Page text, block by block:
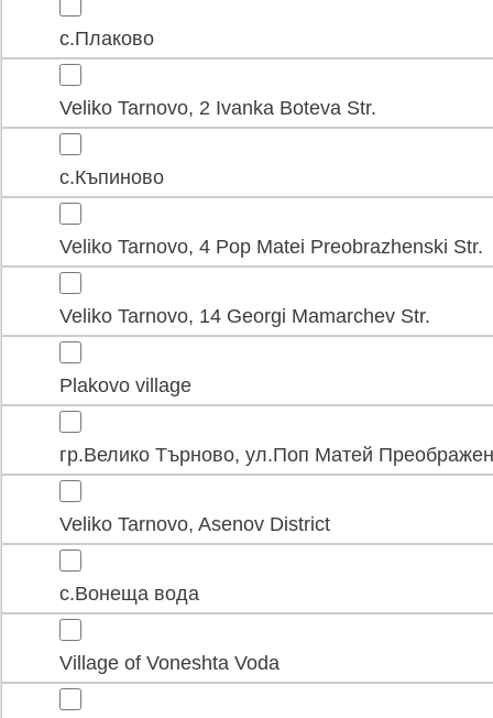
с.Плаково
Veliko Tarnovo, 2 Ivanka Boteva Str.
с.Къпиново
Veliko Tarnovo, 4 Pop Matei Preobrazhenski Str.
Veliko Tarnovo, 14 Georgi Mamarchev Str.
Plakovo village
гр.Велико Търново, ул.Поп Матей
Veliko Tarnovo, Asenov District
с.Вонеща вода
Village of Voneshta Voda